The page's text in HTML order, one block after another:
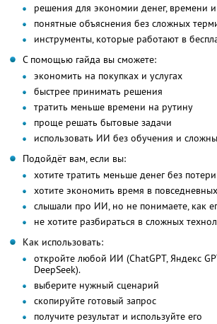
решения для экономии денег, времени
понятные объяснения без сложных
инструменты, которые работают в
С помощью гайда вы сможете:
экономить на покупках и услугах
быстрее принимать решения
тратить меньше времени на рутину
проще решать бытовые задачи
использовать ИИ без обучения и
Подойдёт вам, если вы:
хотите тратить меньше денег без
хотите экономить время в
слышали про ИИ, но не понимаете, как
не хотите разбираться в сложных
Как использовать:
откройте любой ИИ (ChatGPT, Яндекс
DeepSeek).
выберите нужный сценарий
скопируйте готовый запрос
получите результат и используйте его